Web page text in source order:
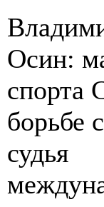
Осин:
спорта
борьбе
судья